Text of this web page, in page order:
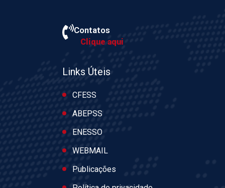
Contatos
Clique aqui
Links Úteis
CFESS
ABEPSS
ENESSO
WEBMAIL
Publicações